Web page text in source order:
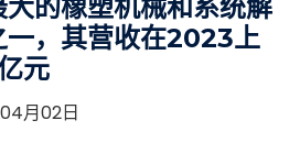
的橡塑机械和系统解
一，其营收在2023上
元
月02日